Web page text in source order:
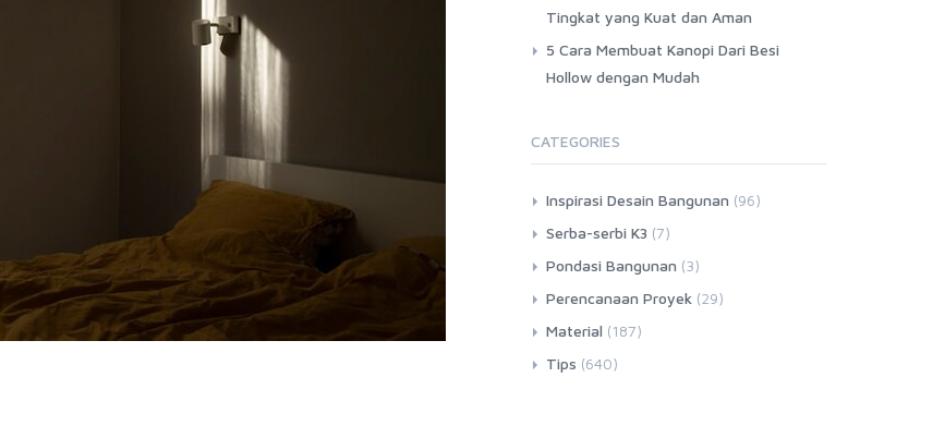
Tingkat yang Kuat dan Aman
5 Cara Membuat Kanopi Dari Besi
Hollow dengan Mudah
CATEGORIES
Inspirasi Desain Bangunan (96)
Serba-serbi K3 (7)
Pondasi Bangunan (3)
Perencanaan Proyek (29)
Material (187)
Tips (640)